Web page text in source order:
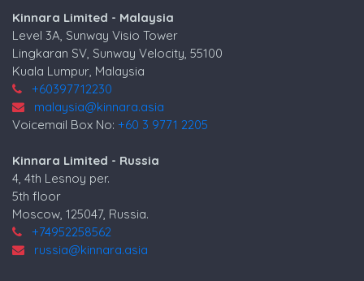
Kinnara Limited - Malaysia
Level 3A, Sunway Visio Tower
Lingkaran SV, Sunway Velocity, 55100
Kuala Lumpur, Malaysia
+60397712230
malaysia@kinnara.asia
Voicemail Box No: +60 3 9771 2205
Kinnara Limited - Russia
4, 4th Lesnoy per.
5th floor
Moscow, 125047, Russia.
+74952258562
russia@kinnara.asia